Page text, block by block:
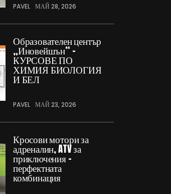
PAVEL МАЙ 28, 2026
Образователен център
„Иновейшън“ –
КУРСОВЕ ПО
ХИМИЯ БИОЛОГИЯ
И БЕЛ
PAVEL МАЙ 23, 2026
Кросови мотори за
адреналин, ATV за
приключения –
перфектната
комбинация